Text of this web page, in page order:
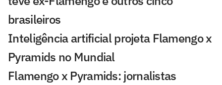
brasileiros
Inteligência artificial projeta Flamengo x
Pyramids no Mundial
Flamengo x Pyramids: jornalistas